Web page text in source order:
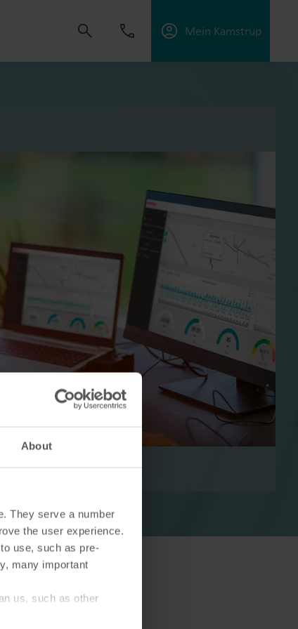
About
They serve a number
the user experience.
use, such as pre-
many important
us, such as other
Mein Kamstrup
Lösungen zu schaffen, die es unseren
zu unterstützen, die
managen.
Lösungen im Strombereich
Stromlösungen für präzise